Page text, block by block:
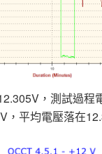
，測試過程
，平均電壓落在